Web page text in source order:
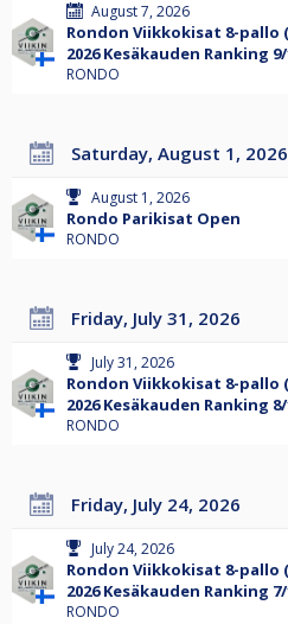
August 7, 2026
Rondon Viikkokisat 8-pallo
2026 Kesäkauden Ranking
RONDO
Saturday, August 1, 2026
August 1, 2026
Rondo Parikisat Open
RONDO
Friday, July 31, 2026
July 31, 2026
Rondon Viikkokisat 8-pallo
2026 Kesäkauden Ranking
RONDO
Friday, July 24, 2026
July 24, 2026
Rondon Viikkokisat 8-pallo
2026 Kesäkauden Ranking
RONDO